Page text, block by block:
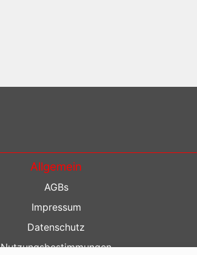
Allgemein
AGBs
Impressum
Datenschutz
Nutzungsbestimmungen